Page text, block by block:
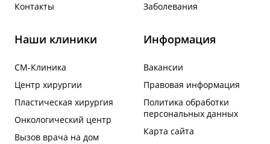
Контакты
Заболевания
Наши клиники
СМ-Клиника
Центр хирургии
Пластическая хирургия
Онкологический центр
Вызов врача на дом
Информация
Вакансии
Правовая информация
Политика обработки
персональных данных
Карта сайта